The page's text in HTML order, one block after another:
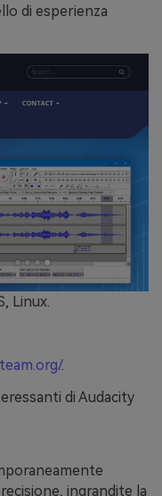
di esperienza
Linux.
.
di Audacity
ingrandite la